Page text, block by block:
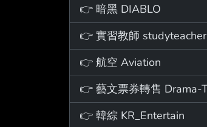
👉 暗黑 DIABLO
👉 實習教師 studyteacher
👉 航空 Aviation
👉 韓綜 KR_Entertain